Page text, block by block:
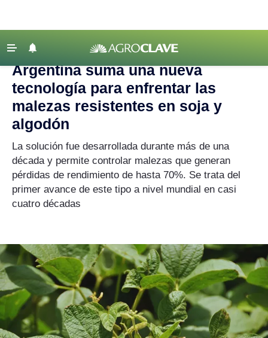
Agricultura
Ganadería
Lechería
Tecnología
Maquinaria agrícola
Agenda
Regionales
Agronegocios
Mercados
Seguinos
‹ VOLVER
Agroclave Agricultura | malezas
Argentina suma una nueva
tecnología para enfrentar las
malezas resistentes en soja y
algodón
La solución fue desarrollada durante más de una
década y permite controlar malezas que generan
pérdidas de rendimiento de hasta 70%. Se trata del
primer avance de este tipo a nivel mundial en casi
cuatro décadas